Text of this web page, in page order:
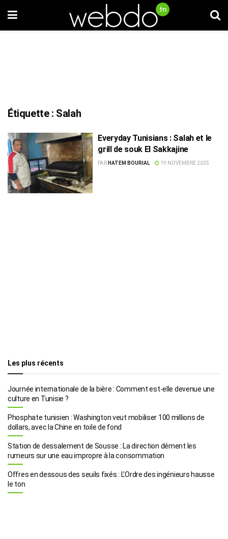
Étiquette : Salah
Everyday Tunisians : Salah et le
grill de souk El Sakkajine
PAR HATEM BOURIAL 19 NOVEMBRE 2025
Les plus récents
Journée internationale de la bière : Comment est-elle devenue une
culture en Tunisie ?
Phosphate tunisien : Washington veut mobiliser 100 millions de
dollars, avec la Chine en toile de fond
Station de dessalement de Sousse : La direction dément les
rumeurs sur une eau impropre à la consommation
Offres en dessous des seuils fixés : L’Ordre des ingénieurs hausse
le ton